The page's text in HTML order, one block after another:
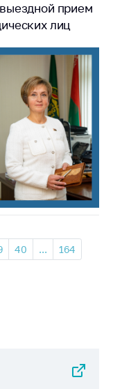
прием
лиц
40 ... 164